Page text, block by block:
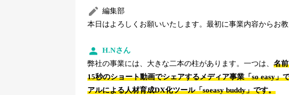
編集部
本日はよろしくお願いいたします。最初に事業内容からお
H.Nさん
弊社の事業には、大きな二本の柱があります。一つは、 名
15秒のショート動画でシェアするメディア事業「so easy」
アルによる人材育成DX化ツール「soeasy buddy」です。